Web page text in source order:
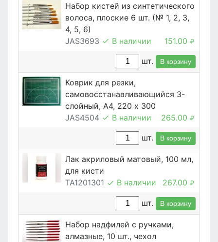
Набор кистей из синтетического
волоса, плоские 6 шт. (№ 1, 2, 3,
4, 5, 6)
JAS3693
В наличии 151.00 ₽
шт. В корзину
Коврик для резки,
самовосстанавливающийся 3-
слойный, А4, 220 х 300
JAS4504
В наличии 265.00 ₽
шт. В корзину
Лак акриловый матовый, 100 мл,
для кисти
TA1201301
В наличии 267.00 ₽
шт. В корзину
Набор надфилей с ручками,
алмазные, 10 шт., чехол